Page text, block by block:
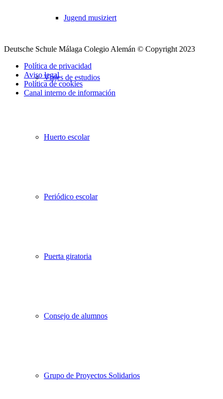
Jugend musiziert
Viajes de estudios
Huerto escolar
Periódico escolar
Puerta giratoria
Consejo de alumnos
Grupo de Proyectos Solidarios
Deutsche Schule Málaga Colegio Alemán © Copyright 2023
Política de privacidad
Aviso legal
Política de cookies
Canal interno de información